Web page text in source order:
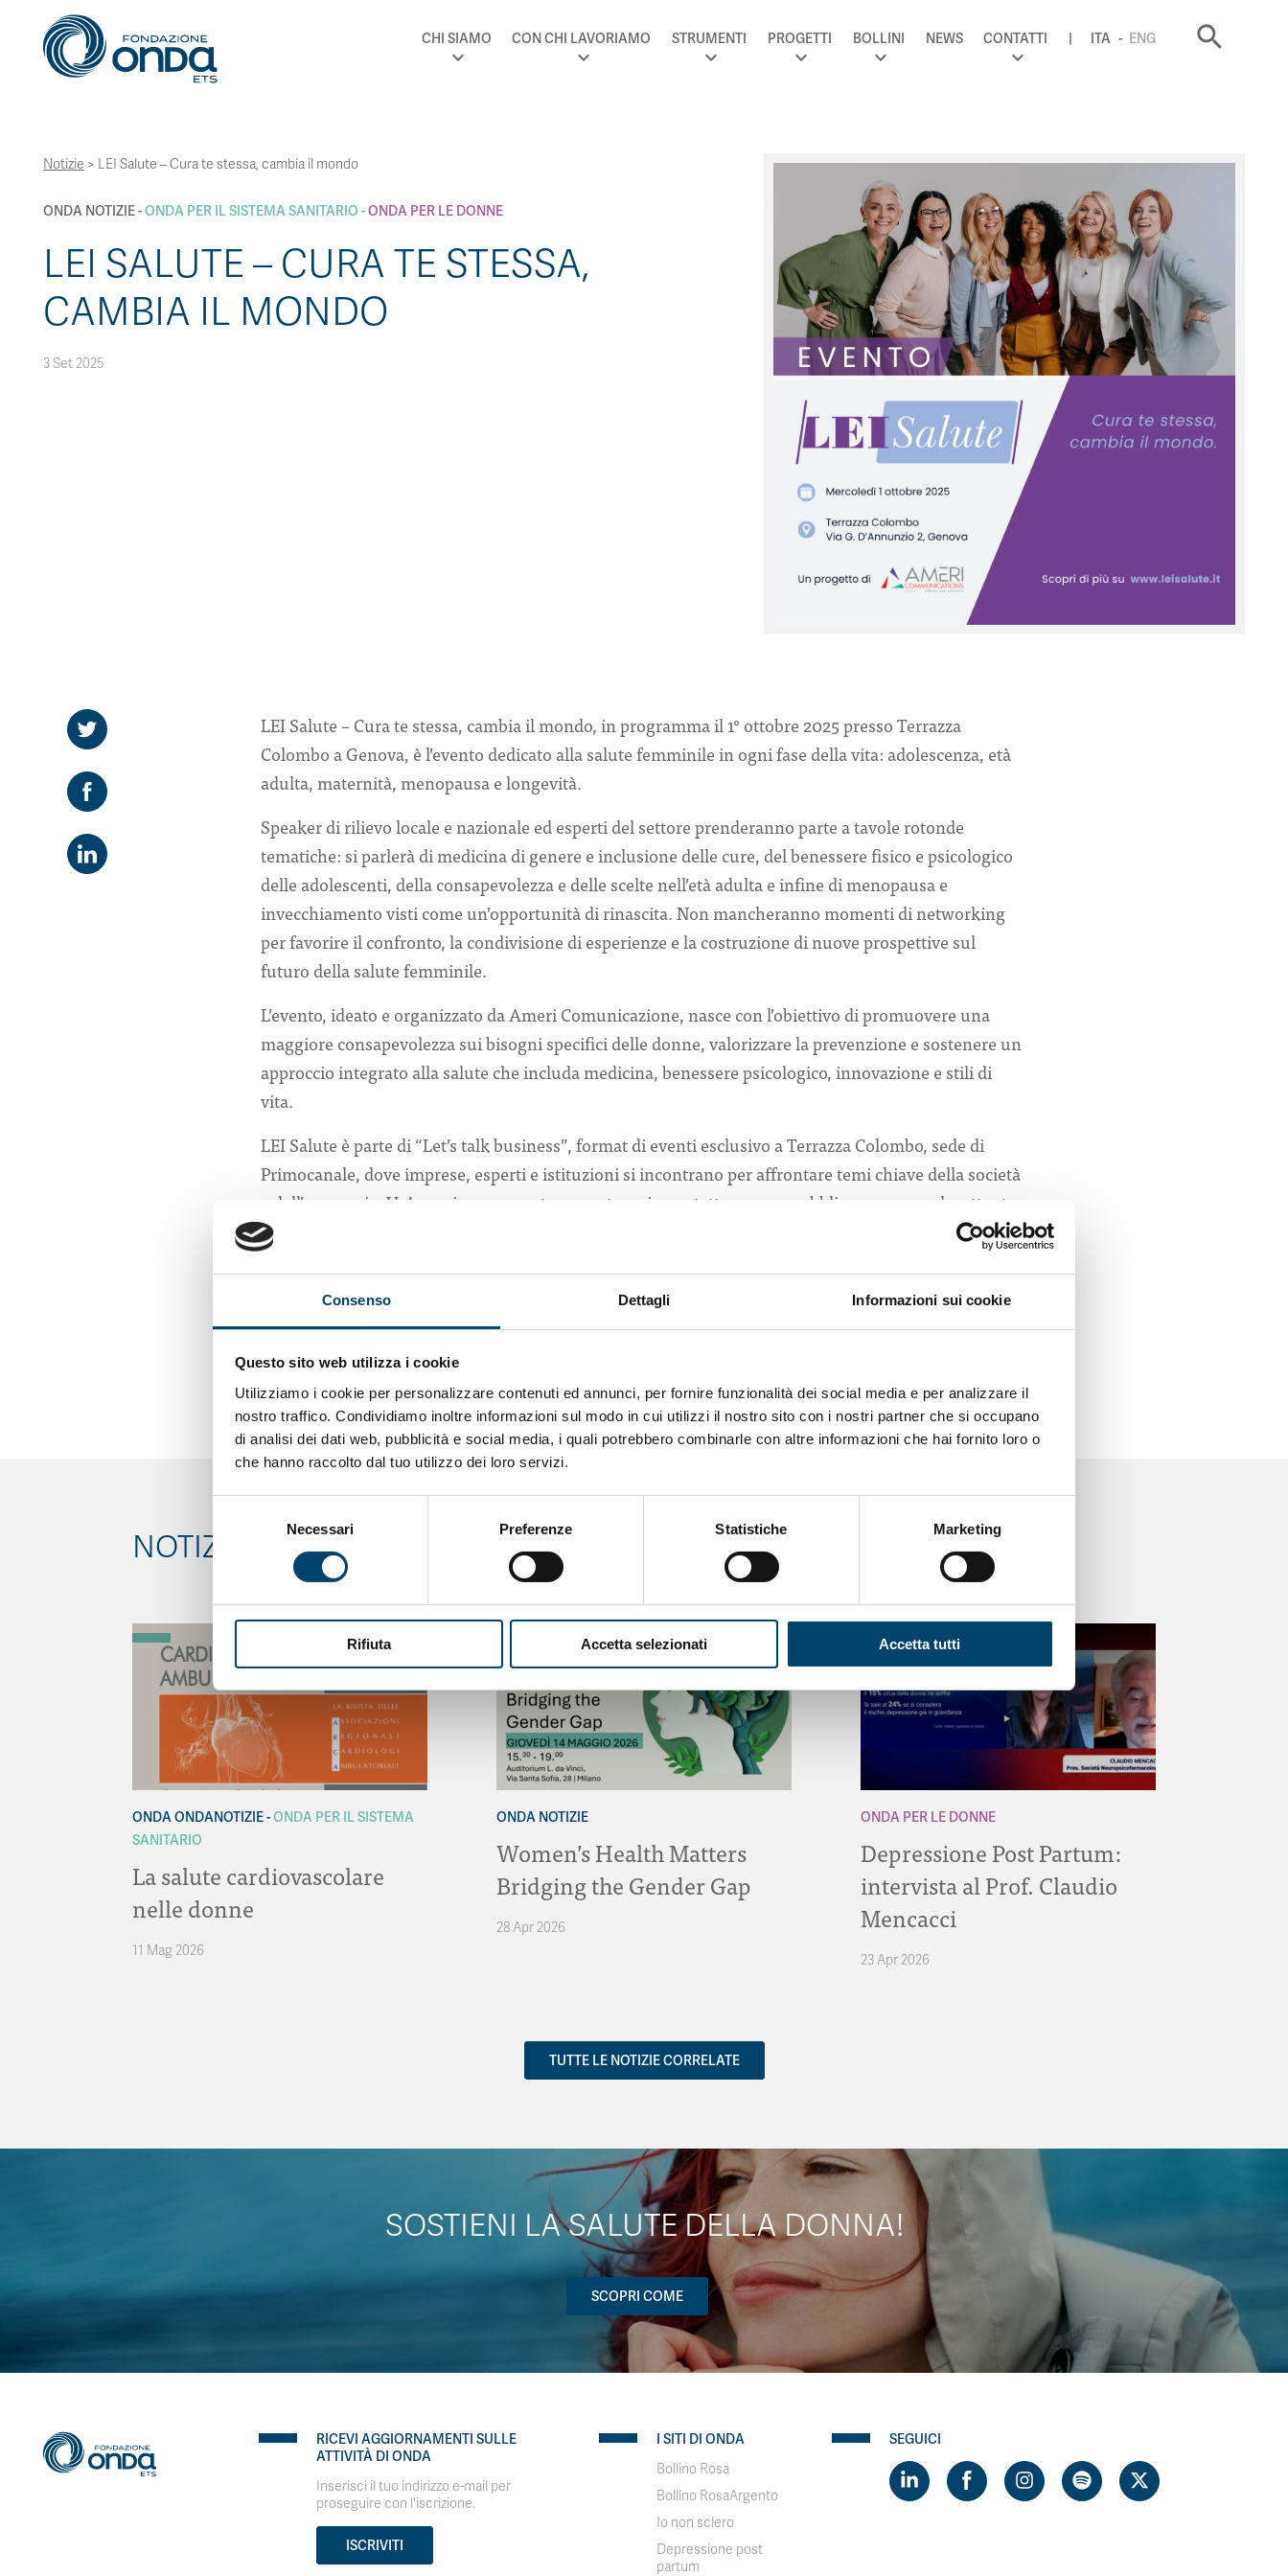
Consenso Dettagli Informazioni sui cookie
Questo sito web utilizza i cookie
Utilizziamo i cookie per personalizzare contenuti ed annunci, per fornire funzionalità dei social media e per analizzare il
nostro traffico. Condividiamo inoltre informazioni sul modo in cui utilizzi il nostro sito con i nostri partner che si occupano
di analisi dei dati web, pubblicità e social media, i quali potrebbero combinarle con altre informazioni che hai fornito loro o
che hanno raccolto dal tuo utilizzo dei loro servizi.
consenso
Necessari Preferenze Statistiche Marketing
Rifiuta Accetta selezionati Accetta tutti
CHI SIAMO CON CHI LAVORIAMO STRUMENTI PROGETTI BOLLINI NEWS CONTATTI ITA ENG search
Notizie > LEI Salute – Cura te stessa, cambia il mondo
ONDA NOTIZIE ONDA PER IL SISTEMA SANITARIO ONDA PER LE DONNE
LEI SALUTE – CURA TE STESSA,
CAMBIA IL MONDO
3 Set 2025
LEI Salute – Cura te stessa, cambia il mondo, in programma il 1° ottobre 2025 presso Terrazza
Colombo a Genova, è l’evento dedicato alla salute femminile in ogni fase della vita: adolescenza, età
adulta, maternità, menopausa e longevità.
Speaker di rilievo locale e nazionale ed esperti del settore prenderanno parte a tavole rotonde
tematiche: si parlerà di medicina di genere e inclusione delle cure, del benessere fisico e psicologico
delle adolescenti, della consapevolezza e delle scelte nell’età adulta e infine di menopausa e
invecchiamento visti come un’opportunità di rinascita. Non mancheranno momenti di networking
per favorire il confronto, la condivisione di esperienze e la costruzione di nuove prospettive sul
futuro della salute femminile.
L’evento, ideato e organizzato da Ameri Comunicazione, nasce con l’obiettivo di promuovere una
maggiore consapevolezza sui bisogni specifici delle donne, valorizzare la prevenzione e sostenere un
approccio integrato alla salute che includa medicina, benessere psicologico, innovazione e stili di
vita.
LEI Salute è parte di “Let’s talk business”, format di eventi esclusivo a Terrazza Colombo, sede di
Primocanale, dove imprese, esperti e istituzioni si incontrano per affrontare temi chiave della società
e dell’economia. Un’occasione concreta per entrare in contatto con un pubblico consapevole, attento
e in crescita, posizionandosi al centro di un dibattito strategico ad alta visibilità.
Come partecipare
L’evento è gratuito. È possibile partecipare, fino a esaurimento posti, tramite compilazione form al
JheQ/viewform?pli=1
NOTIZIE CORRELATE
ONDA ONDANOTIZIE ONDA PER IL SISTEMA
SANITARIO
La salute cardiovascolare
nelle donne
11 Mag 2026
ONDA NOTIZIE
Women’s Health Matters
Bridging the Gender Gap
28 Apr 2026
ONDA PER LE DONNE
Depressione Post Partum:
intervista al Prof. Claudio
Mencacci
23 Apr 2026
TUTTE LE NOTIZIE CORRELATE
SOSTIENI LA SALUTE DELLA DONNA!
SCOPRI COME
RICEVI AGGIORNAMENTI SULLE
ATTIVITÀ DI ONDA
Inserisci il tuo indirizzo e-mail per
proseguire con l'iscrizione.
ISCRIVITI
I SITI DI ONDA
Bollino Rosa
Bollino RosaArgento
Io non sclero
Depressione post
partum
SEGUICI